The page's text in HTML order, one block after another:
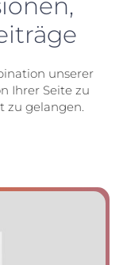
unserer
Ihrer Seite zu
gelangen.